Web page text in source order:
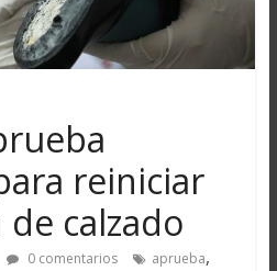
reiniciar
calzado
0 comentarios aprueba,